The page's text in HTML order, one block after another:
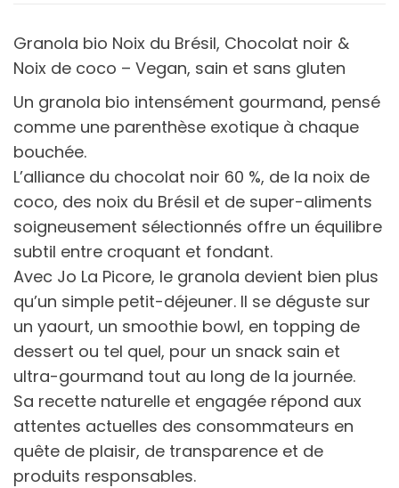
&
Noix
de
coco-
muesli
crunchy-
vegan-
sans
gluten
Granola bio Noix du Brésil, Chocolat noir &
Noix de coco – Vegan, sain et sans gluten
Un granola bio intensément gourmand, pensé
comme une parenthèse exotique à chaque
bouchée.
L’alliance du chocolat noir 60 %, de la noix de
coco, des noix du Brésil et de super-aliments
soigneusement sélectionnés offre un équilibre
subtil entre croquant et fondant.
Avec Jo La Picore, le granola devient bien plus
qu’un simple petit-déjeuner. Il se déguste sur
un yaourt, un smoothie bowl, en topping de
dessert ou tel quel, pour un snack sain et
ultra-gourmand tout au long de la journée.
Sa recette naturelle et engagée répond aux
attentes actuelles des consommateurs en
quête de plaisir, de transparence et de
produits responsables.